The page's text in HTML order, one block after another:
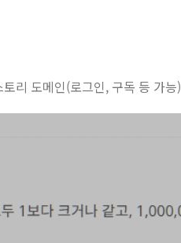
토리 도메인(로그인, 구독 등 가능)